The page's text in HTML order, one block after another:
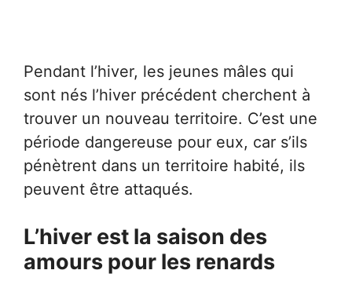
Pendant l’hiver, les jeunes mâles qui
sont nés l’hiver précédent cherchent à
trouver un nouveau territoire. C’est une
période dangereuse pour eux, car s’ils
pénètrent dans un territoire habité, ils
peuvent être attaqués.
L’hiver est la saison des
amours pour les renards